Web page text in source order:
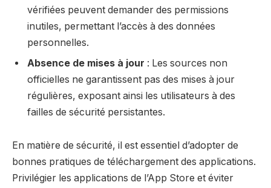
vérifiées peuvent demander des permissions
inutiles, permettant l’accès à des données
personnelles.
Absence de mises à jour : Les sources non
officielles ne garantissent pas des mises à jour
régulières, exposant ainsi les utilisateurs à des
failles de sécurité persistantes.
En matière de sécurité, il est essentiel d’adopter de
bonnes pratiques de téléchargement des applications.
Privilégier les applications de l’App Store et éviter